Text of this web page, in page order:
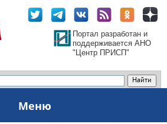
Портал разработан и
поддерживается АНО
"Центр ПРИСП"
Меню